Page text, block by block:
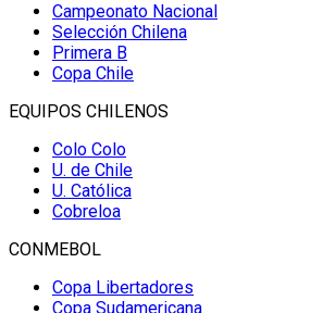
Campeonato Nacional
Selección Chilena
Primera B
Copa Chile
EQUIPOS CHILENOS
Colo Colo
U. de Chile
U. Católica
Cobreloa
CONMEBOL
Copa Libertadores
Copa Sudamericana